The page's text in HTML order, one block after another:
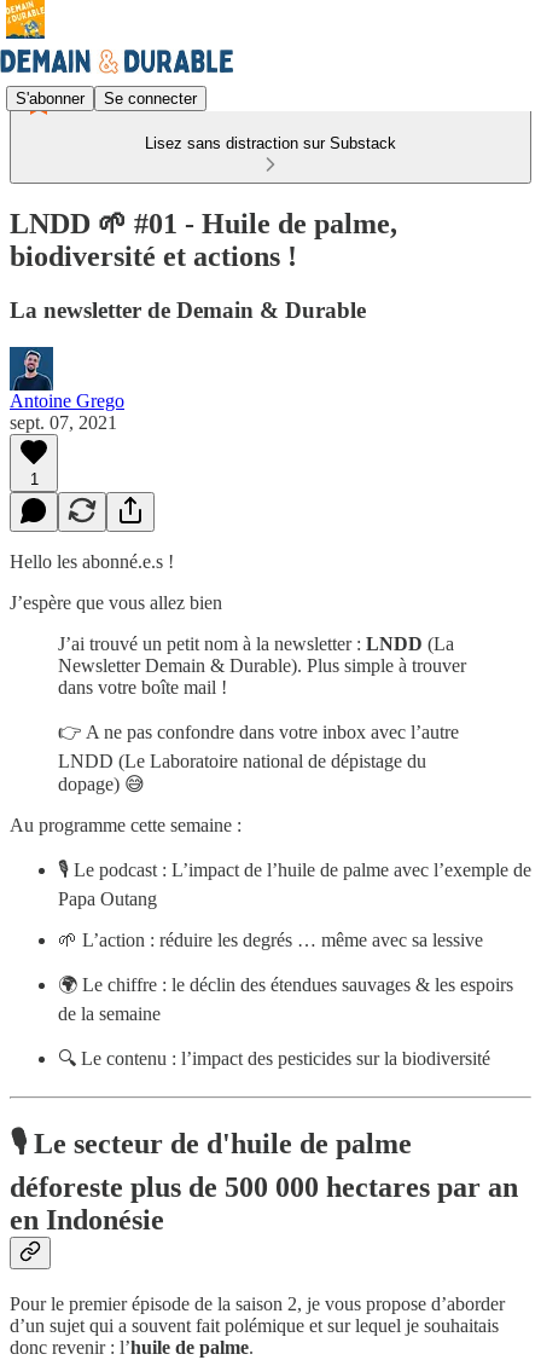
S'abonner Se connecter
Lisez sans distraction sur Substack
LNDD 🌱 #01 - Huile de palme,
biodiversité et actions !
La newsletter de Demain & Durable
Antoine Grego
sept. 07, 2021
1
Hello les abonné.e.s !
J’espère que vous allez bien
J’ai trouvé un petit nom à la newsletter : LNDD (La
Newsletter Demain & Durable). Plus simple à trouver
dans votre boîte mail !
👉 A ne pas confondre dans votre inbox avec l’autre
LNDD (Le Laboratoire national de dépistage du
dopage) 😅
Au programme cette semaine :
🎙 Le podcast : L’impact de l’huile de palme avec l’exemple de
Papa Outang
🌱 L’action : réduire les degrés … même avec sa lessive
🌍 Le chiffre : le déclin des étendues sauvages & les espoirs
de la semaine
🔍 Le contenu : l’impact des pesticides sur la biodiversité
🎙 Le secteur de d'huile de palme
déforeste plus de 500 000 hectares par an
en Indonésie
Pour le premier épisode de la saison 2, je vous propose d’aborder
d’un sujet qui a souvent fait polémique et sur lequel je souhaitais
donc revenir : l’huile de palme.